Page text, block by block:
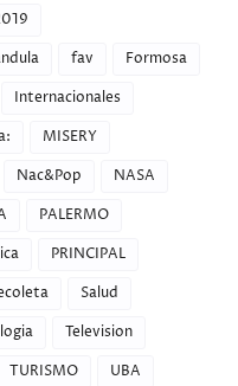
fav
Formosa
Internacionales
MISERY
Nac&Pop
NASA
PALERMO
PRINCIPAL
Salud
Television
TURISMO UBA